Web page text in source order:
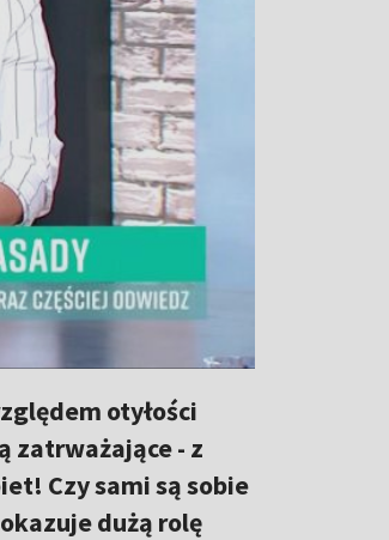
otyłości
zatrważające - z
Czy sami są sobie
dużą rolę